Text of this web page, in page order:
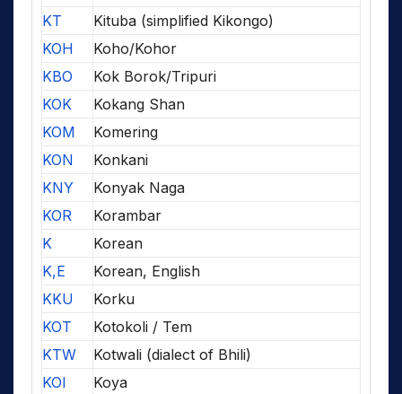
KT
Kituba (simplified Kikongo)
KOH
Koho/Kohor
KBO
Kok Borok/Tripuri
KOK
Kokang Shan
KOM
Komering
KON
Konkani
KNY
Konyak Naga
KOR
Korambar
K
Korean
K,E
Korean, English
KKU
Korku
KOT
Kotokoli / Tem
KTW
Kotwali (dialect of Bhili)
KOI
Koya